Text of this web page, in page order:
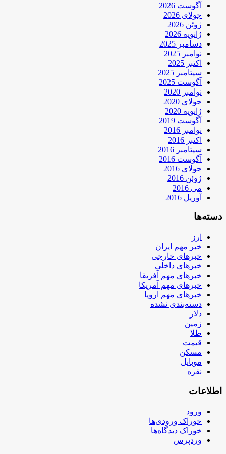
آگوست 2026
جولای 2026
ژوئن 2026
ژانویه 2026
دسامبر 2025
نوامبر 2025
اکتبر 2025
سپتامبر 2025
آگوست 2025
نوامبر 2020
جولای 2020
ژانویه 2020
آگوست 2019
نوامبر 2016
اکتبر 2016
سپتامبر 2016
آگوست 2016
جولای 2016
ژوئن 2016
می 2016
آوریل 2016
دسته‌ها
ارز
خبر مهم ایران
خبرهای خارجی
خبرهای داخلی
خبرهای مهم آفریقا
خبرهای مهم آمریکا
خبرهای مهم اروپا
دسته‌بندی نشده
دلار
زمین
طلا
قیمت
مسکن
موبایل
نقره
اطلاعات
ورود
خوراک ورودی‌ها
خوراک دیدگاه‌ها
وردپرس